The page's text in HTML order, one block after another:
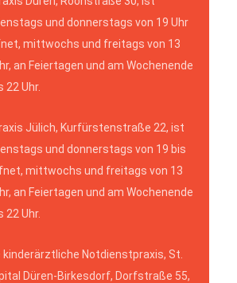
und donnerstags von 19 Uhr
mittwochs und freitags von 13
an Feiertagen und am Wochenende
22 Uhr.
Jülich, Kurfürstenstraße 22, ist
und donnerstags von 19 bis
mittwochs und freitags von 13
an Feiertagen und am Wochenende
22 Uhr.
kinderärztliche Notdienstpraxis, St.
Düren-Birkesdorf, Dorfstraße 55,